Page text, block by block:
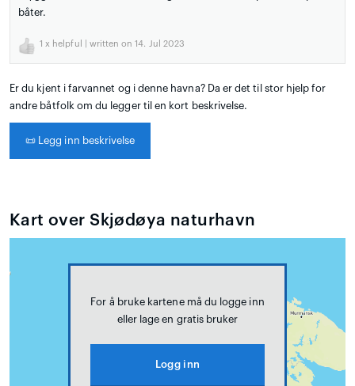
båter.
1 x helpful | written on 14. Jul 2023
Er du kjent i farvannet og i denne havna? Da er det til stor hjelp for
andre båtfolk om du legger til en kort beskrivelse.
📜 Legg inn beskrivelse
Kart over Skjødøya naturhavn
For å bruke kartene må du logge inn
eller lage en gratis bruker
Logg inn